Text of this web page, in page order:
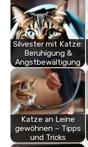
Silvester mit Katze:
Beruhigung &
Angstbewältigung
Katze an Leine
gewöhnen – Tipps
und Tricks